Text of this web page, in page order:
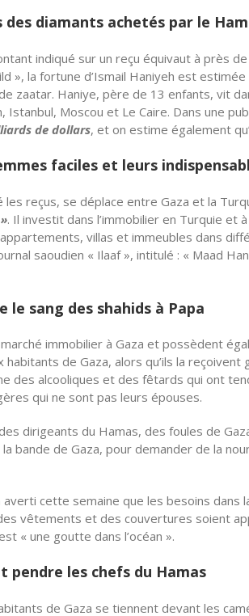
diamants achetés par le
indiqué sur un reçu équivaut à près
», la fortune d’Ismail Haniyeh est
zaatar. Haniye, père de 13 enfants, vit
Moscou et Le Caire. Dans une
de dollars, et on estime également
faciles et leurs
les reçus, se déplace entre Gaza et la
. Il investit dans l’immobilier en Turquie et
villas et immeubles dans
saoudien « Ilaaf », intitulé : « Maad
le sang des shahids à Papa
immobilier à Gaza et possèdent
de Gaza, alors qu’ils la
des alcooliques et des fêtards qui ont
qui ne sont pas leurs épouses.
dirigeants du Hamas, des foules de
la bande de Gaza, pour demander de la
averti cette semaine que les besoins dans
vêtements et des couvertures soient
« une goutte dans l’océan ».
pendre les chefs du Hamas
de Gaza se tiennent devant les